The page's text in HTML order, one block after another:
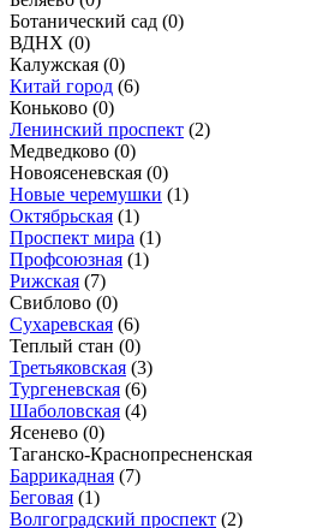
Ботанический сад (0)
ВДНХ (0)
Калужская (0)
Китай город (6)
Коньково (0)
Ленинский проспект (2)
Медведково (0)
Новоясеневская (0)
Новые черемушки (1)
Октябрьская (1)
Проспект мира (1)
Профсоюзная (1)
Рижская (7)
Свиблово (0)
Сухаревская (6)
Теплый стан (0)
Третьяковская (3)
Тургеневская (6)
Шаболовская (4)
Ясенево (0)
Таганско-Краснопресненская
Баррикадная (7)
Беговая (1)
Волгоградский проспект (2)